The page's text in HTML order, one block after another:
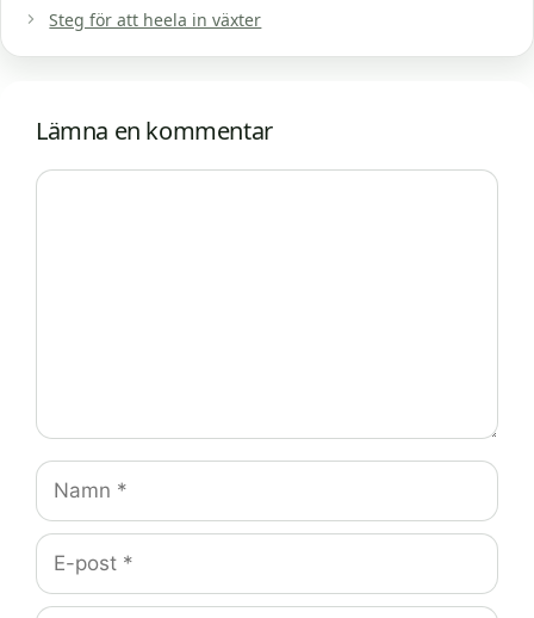
Steg för att heela in växter
Lämna en kommentar
Kommentar
Namn
E-
post